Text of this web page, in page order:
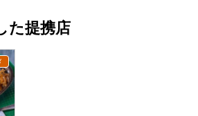
た提携店